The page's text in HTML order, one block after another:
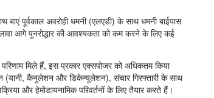
बाएं पूर्वकाल अवरोही धमनी (एलएडी) के साथ धमनी बाईपास
आगे पुनरोद्धार की आवश्यकता को कम करने के लिए कई
मिले हैं, इस प्रकार एक्सपोजर को अधिकतम किया
(यानी, कैनुलेशन और डिकेन्यूलेशन), संचार गिरफ्तारी के साथ
और हेमोडायनामिक परिवर्तनों के लिए तैयार करते हैं।